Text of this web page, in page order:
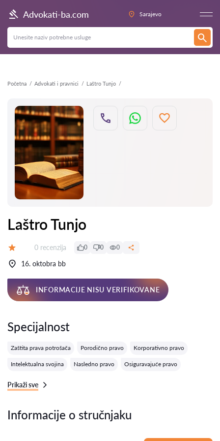
Advokati-ba.com Sarajevo
Početna Advokati i pravnici Laštro Tunjo
Nazad
Laštro Tunjo
Recenzija:
0 recenzija 0 0 0
16. oktobra bb
INFORMACIJE NISU VERIFIKOVANE
Specijalnost
Zaštita prava potrošača Porodično pravo Korporativno pravo
Intelektualna svojina Nasledno pravo Osiguravajuće pravo
Prikaži sve
Informacije o stručnjaku